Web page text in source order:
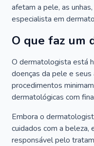
afetam a pele, as
especialista em
O que faz um
O dermatologista está
doenças da pele e
procedimentos
dermatológicas com
Embora o
cuidados com a
responsável pelo